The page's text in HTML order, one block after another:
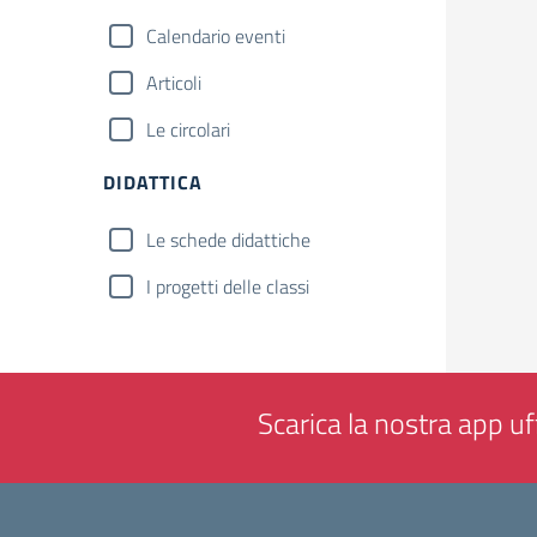
Calendario eventi
Articoli
Le circolari
DIDATTICA
Le schede didattiche
I progetti delle classi
Scarica la nostra app